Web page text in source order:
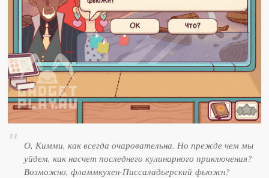
О, Кимми, как всегда очаровательна. Но прежде чем мы
уйдем, как насчет последнего кулинарного приключения?
Возможно, фламмкухен-Писсаладьерский фьюжн?